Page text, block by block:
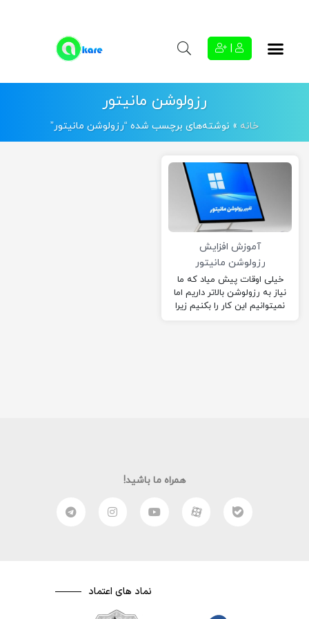
رزولوشن مانیتور
خانه » نوشته‌های برچسب شده “رزولوشن مانیتور”
آموزش افزایش
رزولوشن مانیتور
خیلی اوقات پیش میاد که ما
نیاز به رزولوشن بالاتر داریم اما
نمیتوانیم این کار را بکنیم زیرا
همراه ما باشید!
نماد های اعتماد